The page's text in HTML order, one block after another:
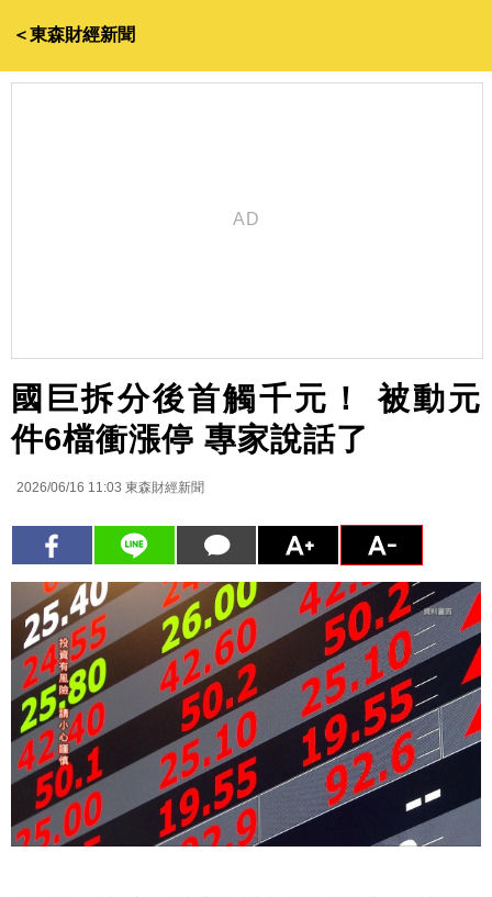
＜東森財經新聞
國巨拆分後首觸千元！ 被動元
件6檔衝漲停 專家說話了
2026/06/16 11:03 東森財經新聞